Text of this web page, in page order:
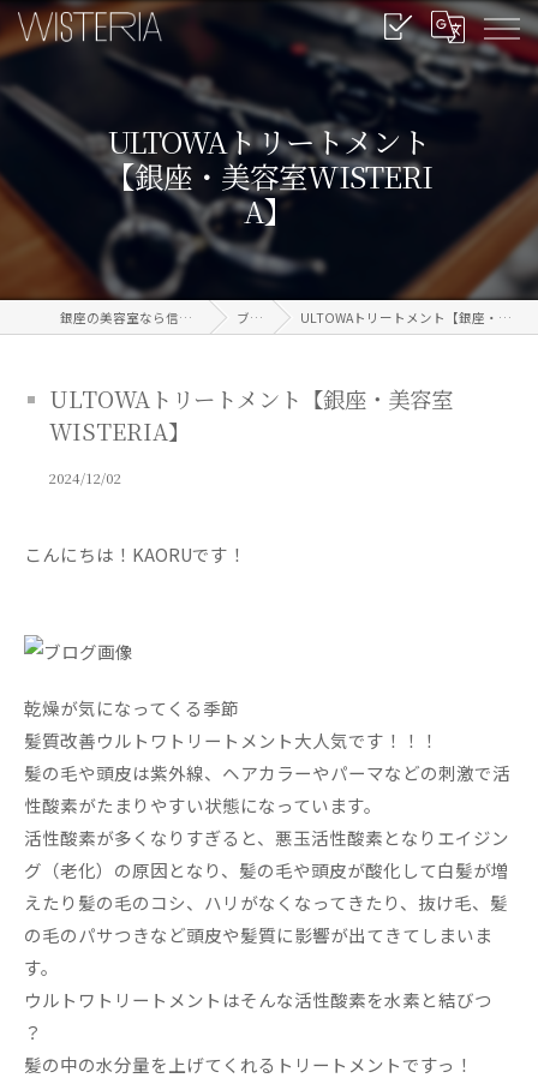
ULTOWAトリートメント
【銀座・美容室WISTERI
A】
銀座の美容室なら信頼のWISTERIA ブログ ULTOWAトリートメント【銀座・美容室WISTERIA】
ULTOWAトリートメント【銀座・美容室
WISTERIA】
2024/12/02
こんにちは！KAORUです！
乾燥が気になってくる季節
髪質改善ウルトワトリートメント大人気です！！！
髪の毛や頭皮は紫外線、ヘアカラーやパーマなどの刺激で活
性酸素がたまりやすい状態になっています。
活性酸素が多くなりすぎると、悪玉活性酸素となりエイジン
グ（老化）の原因となり、髪の毛や頭皮が酸化して白髪が増
えたり髪の毛のコシ、ハリがなくなってきたり、抜け毛、髪
の毛のパサつきなど頭皮や髪質に影響が出てきてしまいま
す。
ウルトワトリートメントはそんな活性酸素を水素と結びつ
？
髪の中の水分量を上げてくれるトリートメントですっ！